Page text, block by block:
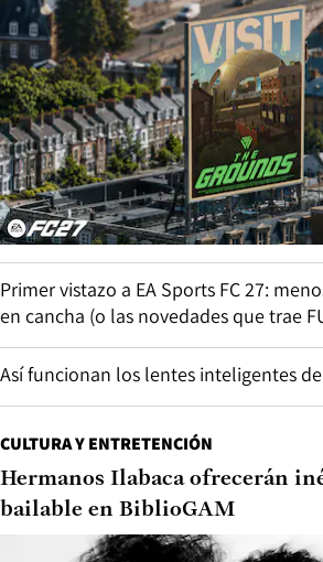
Primer vistazo a EA Sports FC 27:
en cancha (o las novedades que trae
Así funcionan los lentes inteligentes
CULTURA Y ENTRETENCIÓN
Hermanos Ilabaca ofrecerán
bailable en BiblioGAM